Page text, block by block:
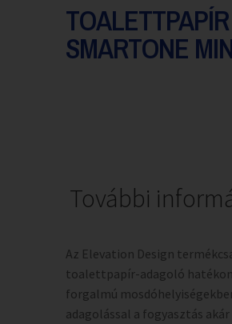
SMARTONE
További
Az Elevation Design
toalettpapír-adagoló
forgalmú
adagolással a fogyasztás